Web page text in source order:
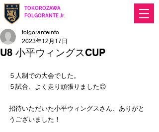
TOKOROZAWA
​ FOLGORANTE Jr.
U8 小平ウィングスCUP
folgoranteinfo
2023年12月17日
５人制での大会でした。
５試合、よく走り頑張りました😊
招待いただいた小平ウィングスさん、ありがと
うございました！